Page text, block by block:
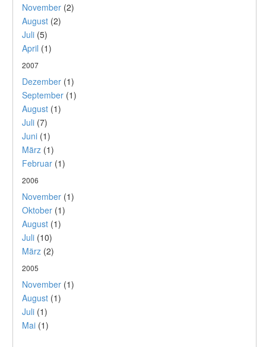
November (2)
August (2)
Juli (5)
April (1)
2007
Dezember (1)
September (1)
August (1)
Juli (7)
Juni (1)
März (1)
Februar (1)
2006
November (1)
Oktober (1)
August (1)
Juli (10)
März (2)
2005
November (1)
August (1)
Juli (1)
Mai (1)